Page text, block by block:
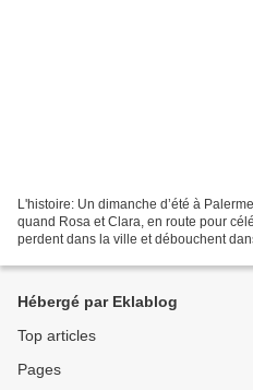
L'histoire: Un dimanche d’été à
quand Rosa et Clara, en route pour
perdent dans la ville et débouchent
Hébergé par Eklablog
Top articles
Pages